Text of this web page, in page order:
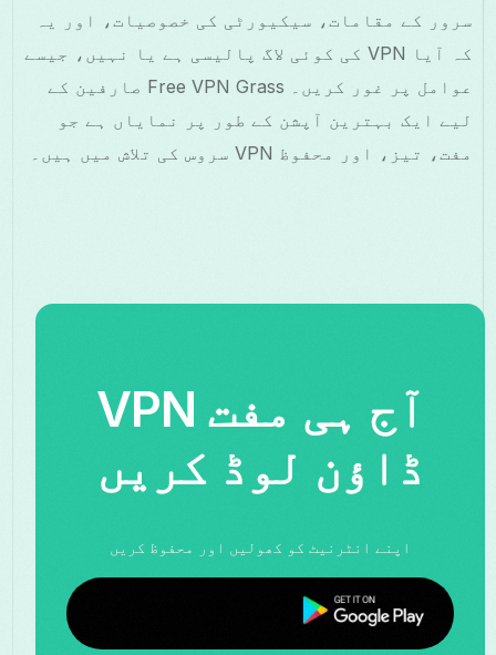
سرور کے مقامات، سیکیورٹی کی خصوصیات، اور یہ
کہ آیا VPN کی کوئی لاگ پالیسی ہے یا نہیں، جیسے
عوامل پر غور کریں۔ Free VPN Grass صارفین کے
لیے ایک بہترین آپشن کے طور پر نمایاں ہے جو
مفت، تیز، اور محفوظ VPN سروس کی تلاش میں ہیں۔
آج ہی مفت VPN
ڈاؤن لوڈ کریں
اپنے انٹرنیٹ کو کھولیں اور محفوظ کریں